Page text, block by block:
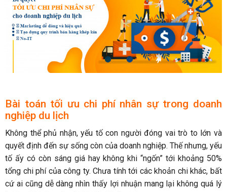
Bài toán tối ưu chi phí nhân sự trong doanh
nghiệp du lịch
Không thể phủ nhận, yếu tố con người đóng vai trò to lớn và
quyết định đến sự sống còn của doanh nghiệp. Thế nhưng, yếu
tố ấy có còn sáng giá hay không khi “ngốn” tới khoảng 50%
tổng chi phí của công ty. Chưa tính tới các khoản chi khác, bất
cứ ai cũng dễ dàng nhìn thấy lợi nhuận mang lại không quá lý